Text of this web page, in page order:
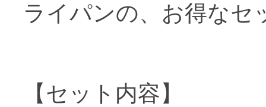
ライパンの、お得なセ
【セット内容】